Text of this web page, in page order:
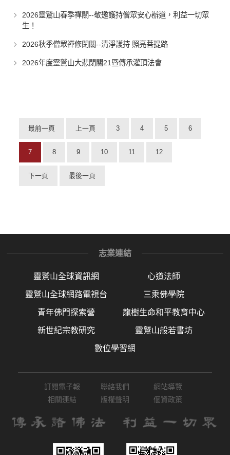
2026靈鷲山春季禪關--敬邀護持僧眾安心辦道，利益一切眾
生！
2026秋季僧眾禪修閉關--清淨護持 照亮菩提路
2026年度靈鷲山大悲閉關21暨傳承灌頂法會
最前一頁 上一頁 3 4 5 6
7 8 9 10 11 12
下一頁 最後一頁
志業連結
靈鷲山全球資訊網 心道法師
靈鷲山全球網路電視台 三乘佛學院
青年佛門探索營 龍樹生命和平教育中心
新世紀宗教研究 靈鷲山般若書坊
數位學習網
訂閱電子報 聯絡我們
網站導覽
相關連結
版權聲明 個資政策